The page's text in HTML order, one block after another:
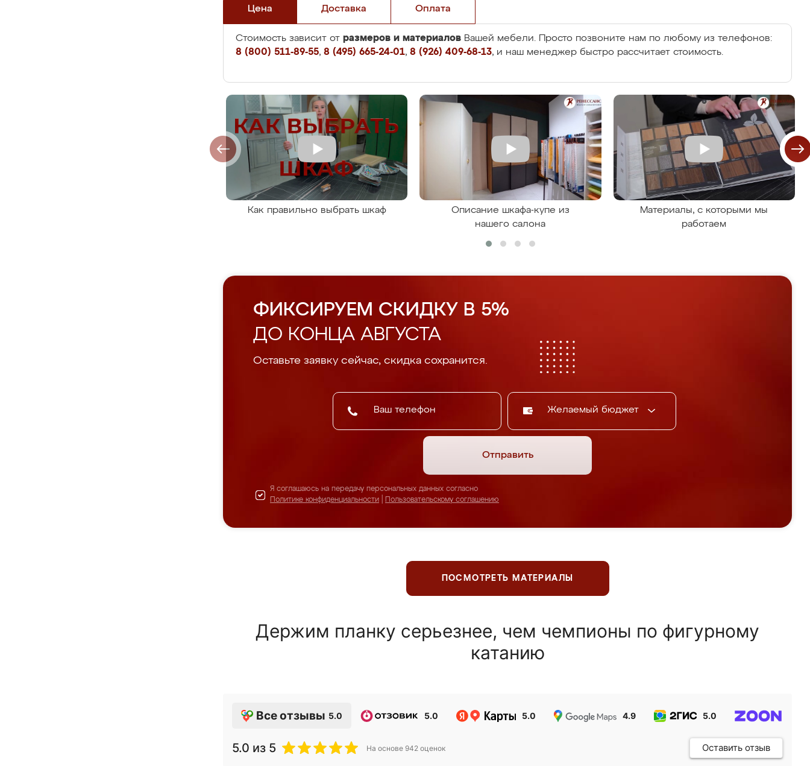
Цена Доставка Оплата
Стоимость зависит от размеров и материалов Вашей мебели. Просто позвоните нам по любому из телефонов:
8 (800) 511-89-55, 8 (495) 665-24-01, 8 (926) 409-68-13, и наш менеджер быстро рассчитает стоимость.
Как правильно выбрать шкаф
Описание шкафа-купе из
нашего салона
Материалы, с которыми мы
работаем
ФИКСИРУЕМ СКИДКУ В 5%
ДО КОНЦА АВГУСТА
Оставьте заявку сейчас, скидка сохранится.
Желаемый бюджет
Отправить
Я соглашаюсь на передачу персональных данных согласно
Политике конфиденциальности
Пользовательскому соглашению
ПОСМОТРЕТЬ МАТЕРИАЛЫ
Держим планку серьезнее, чем чемпионы по фигурному
катанию
Все отзывы 5.0 5.0 5.0 4.9 5.0
5.0 из 5 На основе 942 оценок Оставить отзыв